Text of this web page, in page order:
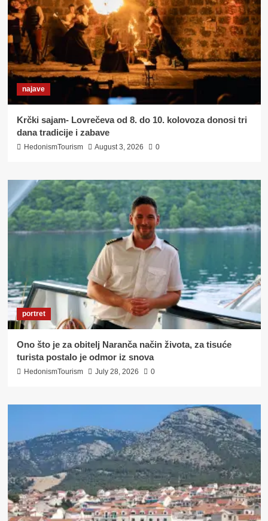
najave
Krčki sajam- Lovrečeva od 8. do 10. kolovoza donosi tri
dana tradicije i zabave
HedonismTourism August 3, 2026 0
portret
Ono što je za obitelj Naranča način života, za tisuće
turista postalo je odmor iz snova
HedonismTourism July 28, 2026 0